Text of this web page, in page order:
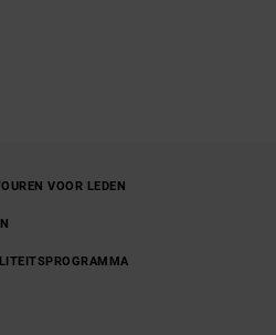
VOOR LEDEN